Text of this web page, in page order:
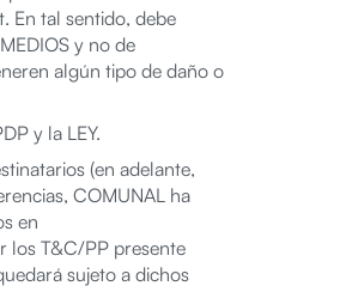
En tal sentido, debe
y no de
algún tipo de daño o
y la LEY.
(en adelante,
COMUNAL ha
en
los T&C/PP presente
sujeto a dichos